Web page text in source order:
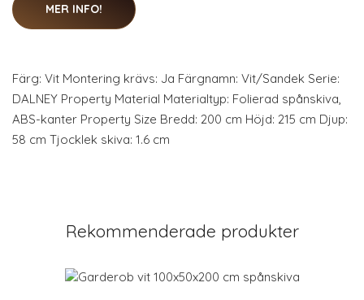
MER INFO!
Färg: Vit Montering krävs: Ja Färgnamn: Vit/Sandek Serie:
DALNEY Property Material Materialtyp: Folierad spånskiva,
ABS-kanter Property Size Bredd: 200 cm Höjd: 215 cm Djup:
58 cm Tjocklek skiva: 1.6 cm
Rekommenderade produkter